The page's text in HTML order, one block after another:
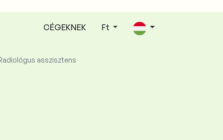
CÉGEKNEK Ft
asszisztens